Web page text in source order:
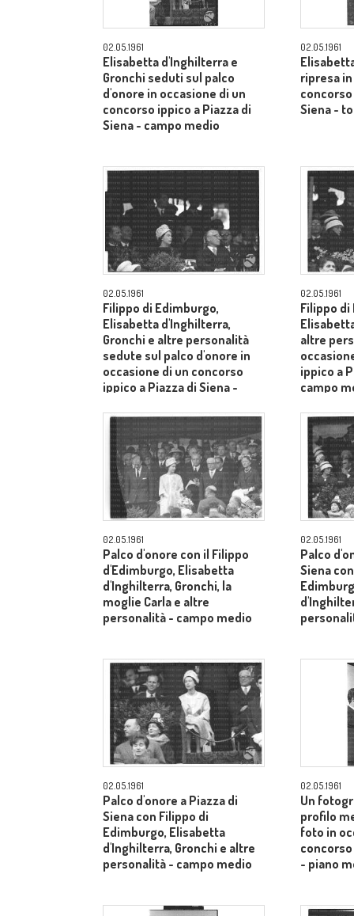
02.05.1961
Elisabetta d'Inghilterra e
Gronchi seduti sul palco
d'onore in occasione di un
concorso ippico a Piazza di
Siena - campo medio
02.05.1961
ripresa
Siena -
02.05.1961
Filippo di Edimburgo,
Elisabetta d'Inghilterra,
Gronchi e altre personalità
sedute sul palco d'onore in
occasione di un concorso
ippico a Piazza di Siena -
02.05.1961
Filippo di
altre
ippico a
campo
02.05.1961
Palco d'onore con il Filippo
d'Edimburgo, Elisabetta
d'Inghilterra, Gronchi, la
moglie Carla e altre
personalità - campo medio
02.05.1961
Palco
Siena
02.05.1961
Palco d'onore a Piazza di
Siena con Filippo di
Edimburgo, Elisabetta
d'Inghilterra, Gronchi e altre
personalità - campo medio
02.05.1961
Un
profilo
foto in
- piano